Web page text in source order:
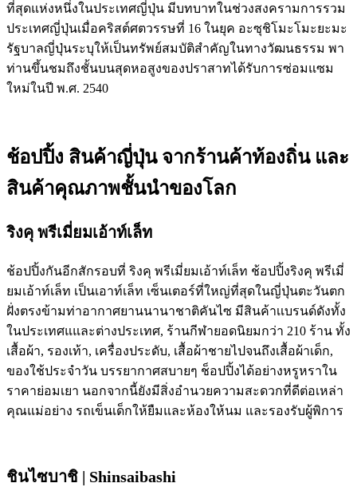
ที่สุดแห่งหนึ่งในประเทศญี่ปุ่น มีบทบาทในช่วงสงครามการรวม
ประเทศญี่ปุ่นเมื่อคริสต์ศตวรรษที่ 16 ในยุค อะซุชิโมะโมะยะมะ
รัฐบาลญี่ปุ่นระบุให้เป็นทรัพย์สมบัติสำคัญในทางวัฒนธรรม พา
ท่านขึ้นชมถึงชั้นบนสุดหอสูงของปราสาทได้รับการซ่อมแซม
ใหม่ในปี พ.ศ. 2540
ช้อปปิ้ง สินค้าญี่ปุ่น จากร้านค้าท้องถิ่น และ
สินค้าคุณภาพชั้นนำของโลก
ริงคุ พรีเมี่ยมเอ้าท์เล็ท
ช้อปปิ้งกันอีกสักรอบที่ ริงคุ พรีเมี่ยมเอ้าท์เล็ท ช้อปปิ้งริงคุ พรีเมี่
ยมเอ้าท์เล็ท เป็นเอาท์เล็ท เซ็นเตอร์ที่ใหญ่ที่สุดในญี่ปุ่นตะวันตก
ฝั่งตรงข้ามท่าอากาศยานนานาชาติคันไซ มีสินค้าเเบรนด์ดังทั้ง
ในประเทศแและต่างประเทศ, ร้านกีฬายอดนิยมกว่า 210 ร้าน ทั้ง
เสื้อผ้า, รองเท้า, เครื่องประดับ, เสื้อผ้าชายไปจนถึงเสื้อผ้าเด็ก,
ของใช้ประจำวัน บรรยากาศสบายๆ ช็อปปิ้งได้อย่างหรูหราใน
ราคาย่อมเยา นอกจากนี้ยังมีสิ่งอำนวยความสะดวกที่ดีต่อเหล่า
คุณแม่อย่าง รถเข็นเด็กให้ยืมและห้องให้นม และรองรับผู้พิการ
ชินไซบาชิ | Shinsaibashi